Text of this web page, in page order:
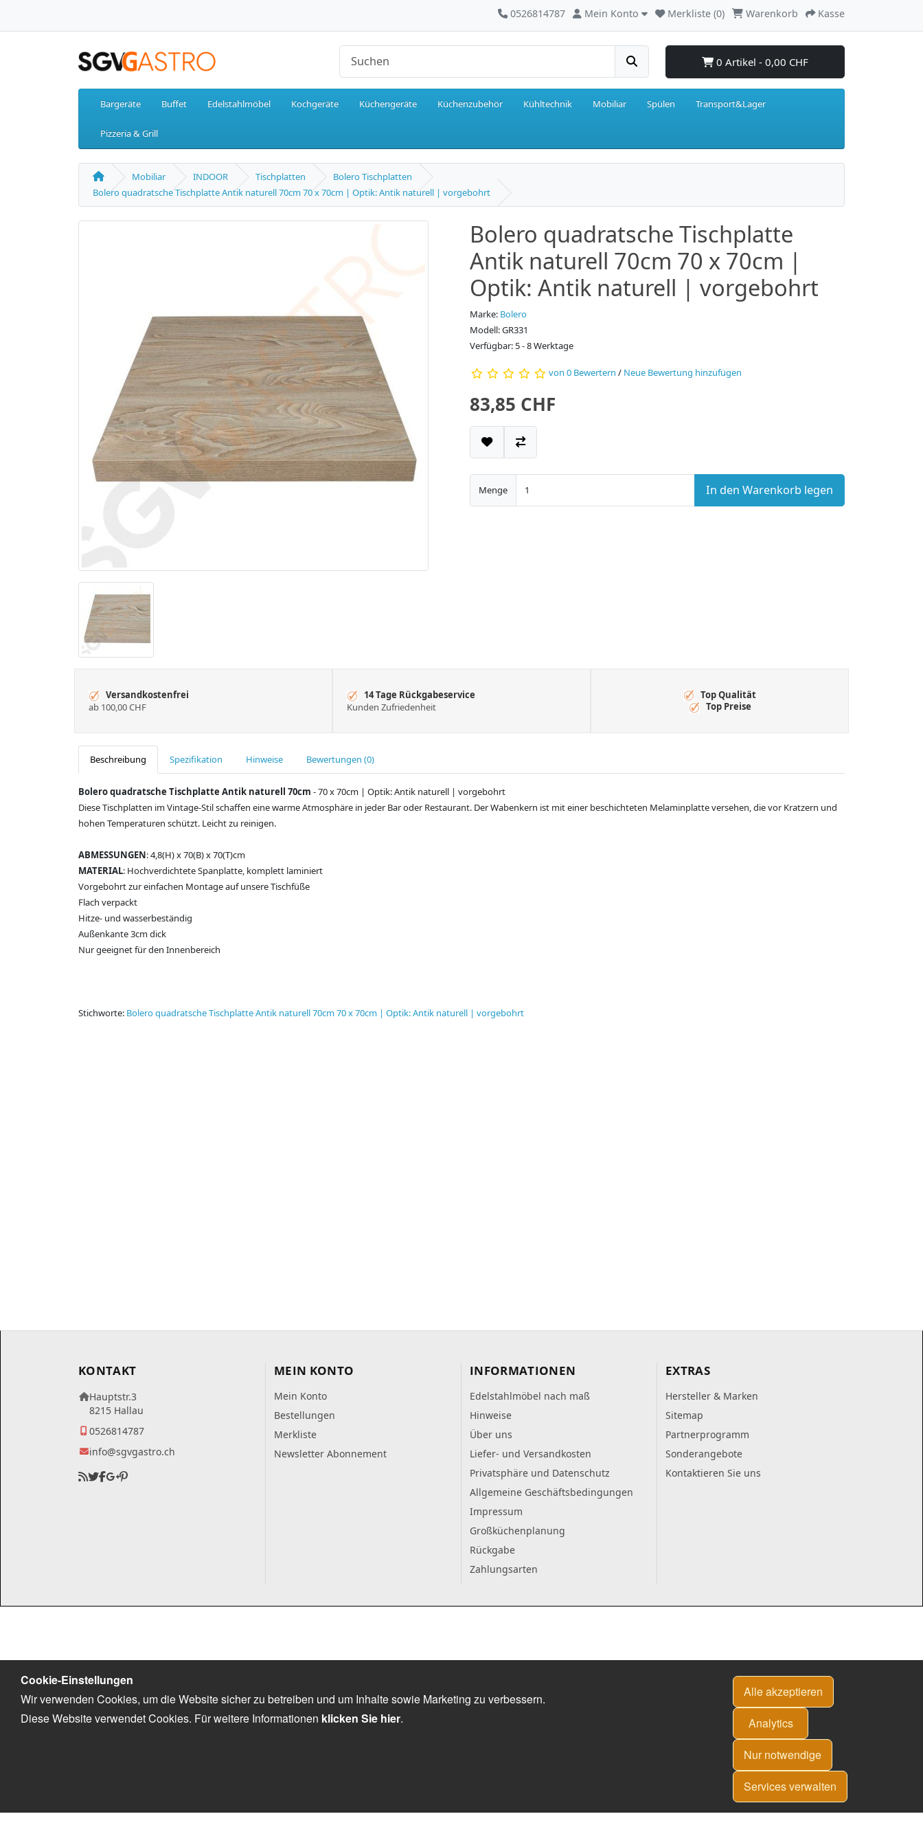
0526814787 Mein Konto Merkliste (0) Warenkorb Kasse
0 Artikel - 0,00 CHF
Bargeräte Buffet Edelstahlmöbel Kochgeräte Küchengeräte Küchenzubehör Kühltechnik Mobiliar Spülen Transport&Lager
Pizzeria & Grill
Mobiliar INDOOR Tischplatten
Bolero Tischplatten
Bolero quadratsche Tischplatte Antik naturell 70cm 70 x 70cm | Optik: Antik naturell | vorgebohrt
Bolero quadratsche Tischplatte
Antik naturell 70cm 70 x 70cm |
Optik: Antik naturell | vorgebohrt
Marke: Bolero
Modell: GR331
Verfügbar: 5 - 8 Werktage
von 0 Bewertern / Neue Bewertung hinzufügen
83,85 CHF
Menge In den Warenkorb legen
Versandkostenfrei
ab 100,00 CHF
14 Tage Rückgabeservice
Kunden Zufriedenheit
Top Qualität
Top Preise
Beschreibung Spezifikation Hinweise Bewertungen (0)
Bolero quadratsche Tischplatte Antik naturell 70cm - 70 x 70cm | Optik: Antik naturell | vorgebohrt
Diese Tischplatten im Vintage-Stil schaffen eine warme Atmosphäre in jeder Bar oder Restaurant. Der Wabenkern ist mit einer beschichteten Melaminplatte versehen, die vor Kratzern und
hohen Temperaturen schützt. Leicht zu reinigen.
ABMESSUNGEN: 4,8(H) x 70(B) x 70(T)cm
MATERIAL: Hochverdichtete Spanplatte, komplett laminiert
Vorgebohrt zur einfachen Montage auf unsere Tischfüße
Flach verpackt
Hitze- und wasserbeständig
Außenkante 3cm dick
Nur geeignet für den Innenbereich
Stichworte: Bolero quadratsche Tischplatte Antik naturell 70cm 70 x 70cm | Optik: Antik naturell | vorgebohrt
KONTAKT
Hauptstr.3
8215 Hallau
0526814787
info@sgvgastro.ch
MEIN KONTO
Mein Konto
Bestellungen
Merkliste
Newsletter Abonnement
INFORMATIONEN
Edelstahlmöbel nach maß
Hinweise
Über uns
Liefer- und Versandkosten
Privatsphäre und Datenschutz
Allgemeine Geschäftsbedingungen
Impressum
Großküchenplanung
Rückgabe
Zahlungsarten
EXTRAS
Hersteller & Marken
Sitemap
Partnerprogramm
Sonderangebote
Kontaktieren Sie uns
Cookie-Einstellungen
Wir verwenden Cookies, um die Website sicher zu betreiben und um Inhalte sowie Marketing zu verbessern.
Diese Website verwendet Cookies. Für weitere Informationen klicken Sie hier.
Alle akzeptieren
Analytics
Nur notwendige
Services verwalten